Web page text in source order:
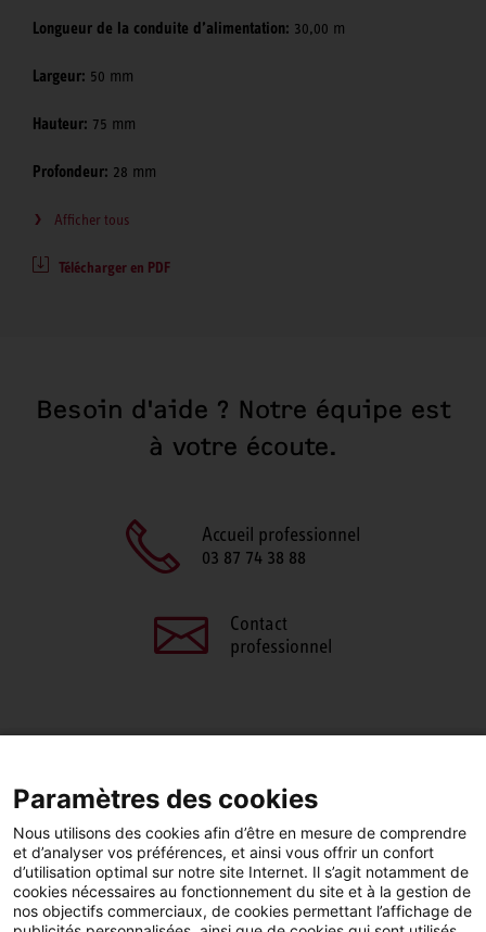
Longueur de la conduite d’alimentation: 30,00 m
Largeur: 50 mm
Hauteur: 75 mm
Profondeur: 28 mm
Afficher tous
Télécharger en PDF
Besoin d'aide ? Notre équipe est
à votre écoute.
Accueil professionnel
03 87 74 38 88
Contact
professionnel
FacebookLinkedIn
Paramètres des cookies
Nous utilisons des cookies afin d’être en mesure de comprendre
et d’analyser vos préférences, et ainsi vous offrir un confort
d’utilisation optimal sur notre site Internet. Il s’agit notamment de
cookies nécessaires au fonctionnement du site et à la gestion de
nos objectifs commerciaux, de cookies permettant l’affichage de